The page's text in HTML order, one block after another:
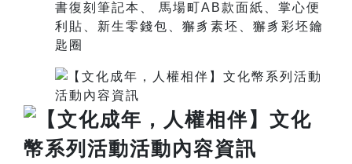
書復刻筆記本、 馬場町AB款面紙、掌心便
利貼、新生零錢包、獬豸素坯、獬豸彩坯鑰
匙圈